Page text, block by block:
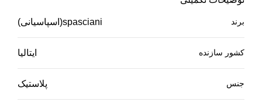
برند spasciani(اسپاسیانی)
کشور سازنده ایتالیا
جنس پلاستیک